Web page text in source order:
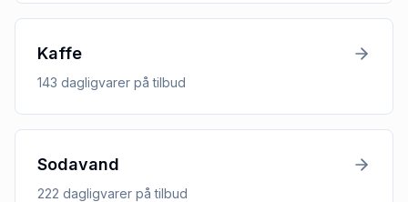
Kaffe
143 dagligvarer på tilbud
Sodavand
222 dagligvarer på tilbud